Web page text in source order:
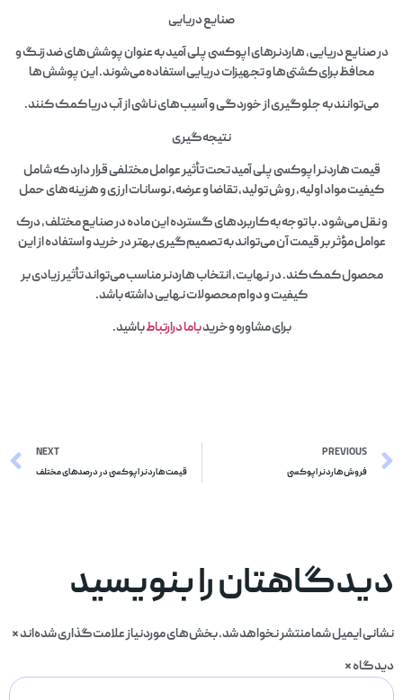
صنایع دریایی
در صنایع دریایی، هاردنرهای اپوکسی پلی آمید به عنوان پوشش‌های ضد زنگ و
محافظ برای کشتی‌ها و تجهیزات دریایی استفاده می‌شوند. این پوشش‌ها
می‌توانند به جلوگیری از خوردگی و آسیب‌های ناشی از آب دریا کمک کنند.
نتیجه‌گیری
قیمت هاردنر اپوکسی پلی آمید تحت تأثیر عوامل مختلفی قرار دارد که شامل
کیفیت مواد اولیه، روش تولید، تقاضا و عرضه، نوسانات ارزی و هزینه‌های حمل
و نقل می‌شود. با توجه به کاربردهای گسترده این ماده در صنایع مختلف، درک
عوامل مؤثر بر قیمت آن می‌تواند به تصمیم‌گیری بهتر در خرید و استفاده از این
محصول کمک کند. در نهایت، انتخاب هاردنر مناسب می‌تواند تأثیر زیادی بر
کیفیت و دوام محصولات نهایی داشته باشد.
برای مشاوره وخریدباما درارتباطباشید.
PREVIOUS
فروش هاردنر اپوکسی
NEXT
قیمت هاردنر اپوکسی در درصدهای مختلف
دیدگاهتان را بنویسید
نشانی ایمیل شما منتشر نخواهد شد.بخش‌های موردنیاز علامت‌گذاری شده‌اند*
دیدگاه*